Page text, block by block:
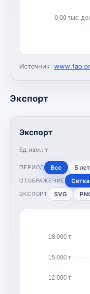
0,00 тыс.
Источник:
Экспорт
Экспорт
Ед. изм.: т
ПЕРИОД Все 5 лет
ОТОБРАЖЕНИЕ Сетка
ЭКСПОРТ SVG
12 000 т
15 000 т
18 000 т